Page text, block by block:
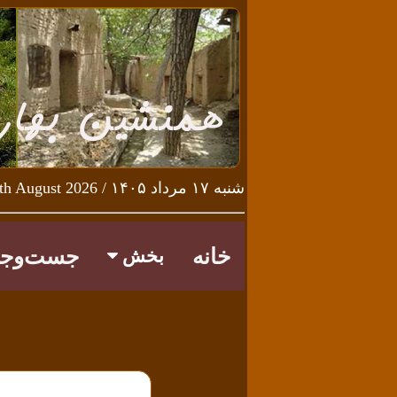
شنبه ۱۷ مرداد ۱۴۰۵ / Saturday 8th August 2026
خانه بخش